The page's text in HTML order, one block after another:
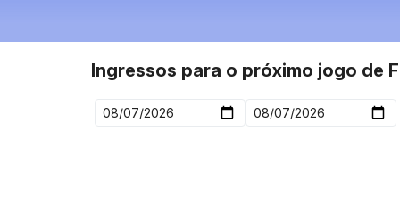
Ingressos para o próximo jogo de